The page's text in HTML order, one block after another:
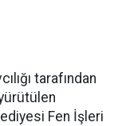
tarafından
Fen İşleri